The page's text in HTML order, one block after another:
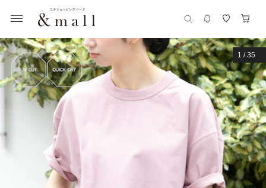
1 /35